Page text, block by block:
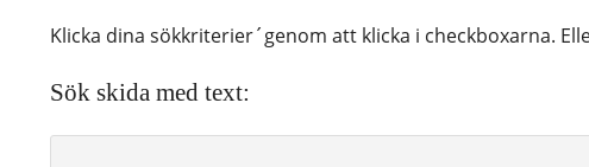
Klicka dina sökkriterier´genom att klicka i checkboxarna.
Sök skida med text: